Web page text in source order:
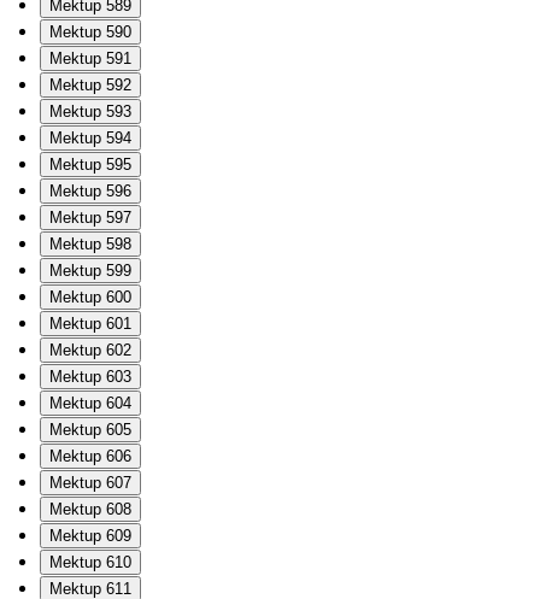
Mektup 589
Mektup 590
Mektup 591
Mektup 592
Mektup 593
Mektup 594
Mektup 595
Mektup 596
Mektup 597
Mektup 598
Mektup 599
Mektup 600
Mektup 601
Mektup 602
Mektup 603
Mektup 604
Mektup 605
Mektup 606
Mektup 607
Mektup 608
Mektup 609
Mektup 610
Mektup 611